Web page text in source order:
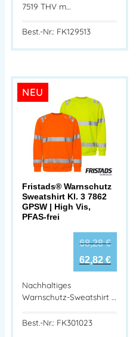
7519 THV m…
Best.-Nr.: FK129513
NEU
Fristads® Warnschutz
Sweatshirt Kl. 3 7862
GPSW | High Vis,
PFAS-frei
68,28€
62,82 €
Nachhaltiges
Warnschutz-Sweatshirt …
Best.-Nr.: FK301023